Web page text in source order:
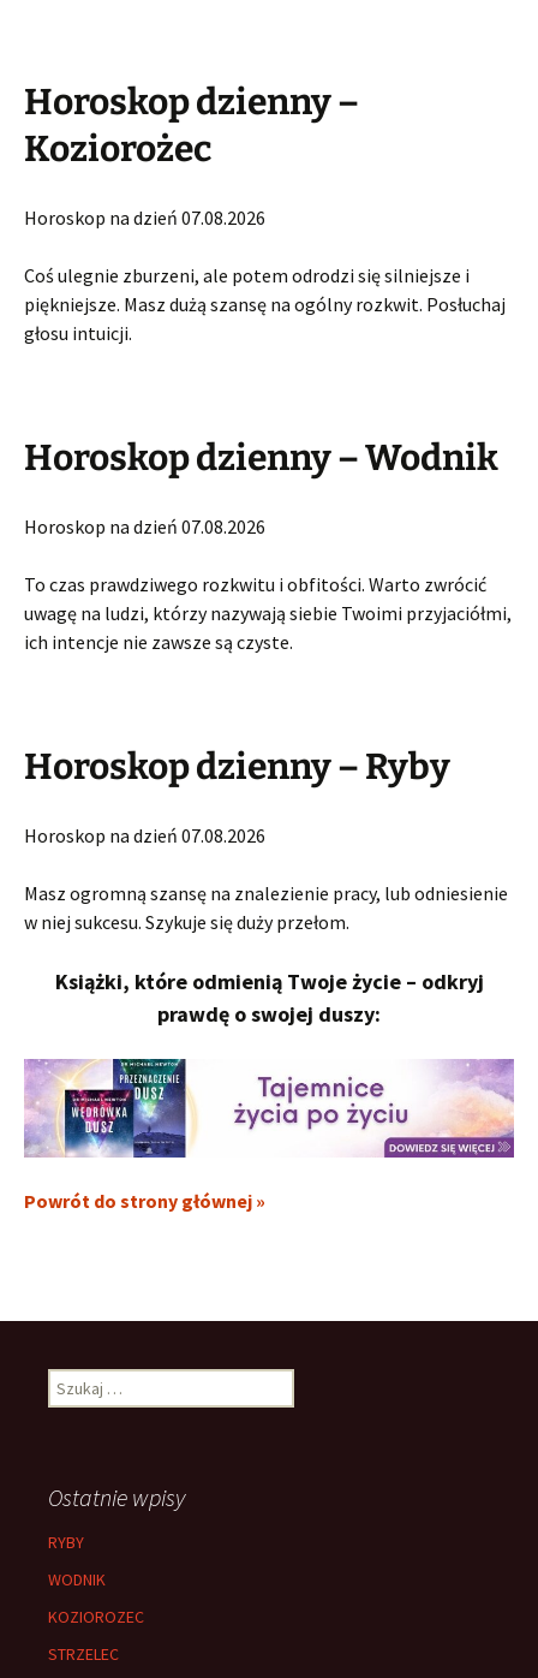
Horoskop dzienny –
Koziorożec
Horoskop na dzień 07.08.2026
Coś ulegnie zburzeni, ale potem odrodzi się silniejsze i
piękniejsze. Masz dużą szansę na ogólny rozkwit. Posłuchaj
głosu intuicji.
Horoskop dzienny – Wodnik
Horoskop na dzień 07.08.2026
To czas prawdziwego rozkwitu i obfitości. Warto zwrócić
uwagę na ludzi, którzy nazywają siebie Twoimi przyjaciółmi,
ich intencje nie zawsze są czyste.
Horoskop dzienny – Ryby
Horoskop na dzień 07.08.2026
Masz ogromną szansę na znalezienie pracy, lub odniesienie
w niej sukcesu. Szykuje się duży przełom.
Książki, które odmienią Twoje życie – odkryj
prawdę o swojej duszy:
Powrót do strony głównej »
Szukaj:
Ostatnie wpisy
RYBY
WODNIK
KOZIOROZEC
STRZELEC